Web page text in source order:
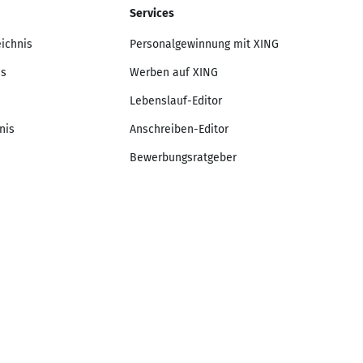
Services
Personalgewinnung mit XING
Werben auf XING
Lebenslauf-Editor
Anschreiben-Editor
Bewerbungsratgeber